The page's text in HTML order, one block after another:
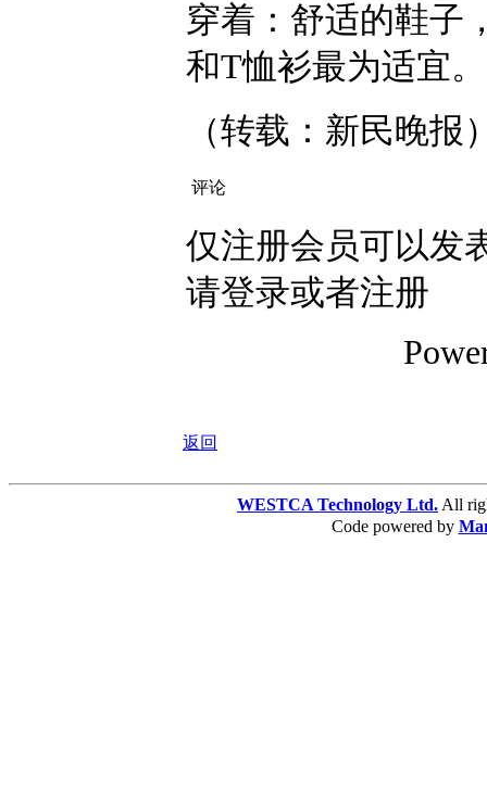
穿着：舒适的鞋子
和T恤衫最为适宜。
（转载：新民晚报
评论
仅注册会员可以发
请登录或者注册
返回
WESTCA Technology Ltd. All
Code powered by